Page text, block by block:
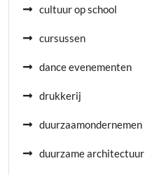
cultuur op school
cursussen
dance evenementen
drukkerij
duurzaamondernemen
duurzame architectuur